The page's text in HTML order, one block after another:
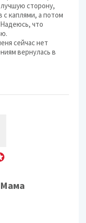
сторону,
с каплями, а потом
что
сейчас нет
вернулась в